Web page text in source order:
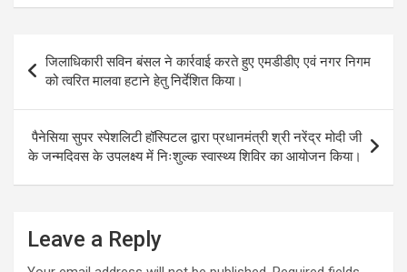
navigation
जिलाधिकारी सविन बंसल ने कार्रवाई करते हुए एमडीडीए एवं नगर निगम
को त्वरित मालवा हटाने हेतु निर्देशित किया।
पैनेसिया सुपर स्पेशलिटी हॉस्पिटल द्वारा प्रधानमंत्री श्री नरेंद्र मोदी जी
के जन्मदिवस के उपलक्ष्य में निःशुल्क स्वास्थ्य शिविर का आयोजन किया।
Leave a Reply